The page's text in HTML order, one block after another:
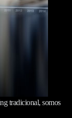
tradicional, somos